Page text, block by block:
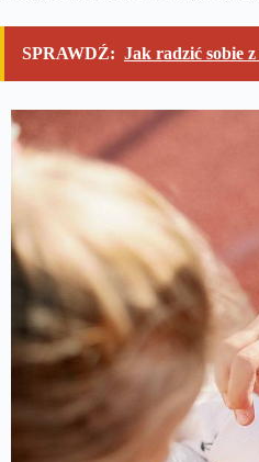
SPRAWDŹ: Jak radzić sobie